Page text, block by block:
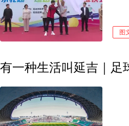
图
有一种生活叫延吉｜足